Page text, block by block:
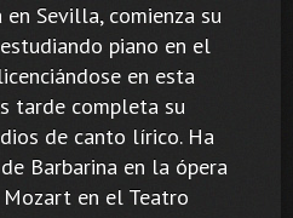
Sevilla, comienza su
piano en el
en esta
tarde completa su
de canto lírico. Ha
Barbarina en la ópera
Mozart en el Teatro